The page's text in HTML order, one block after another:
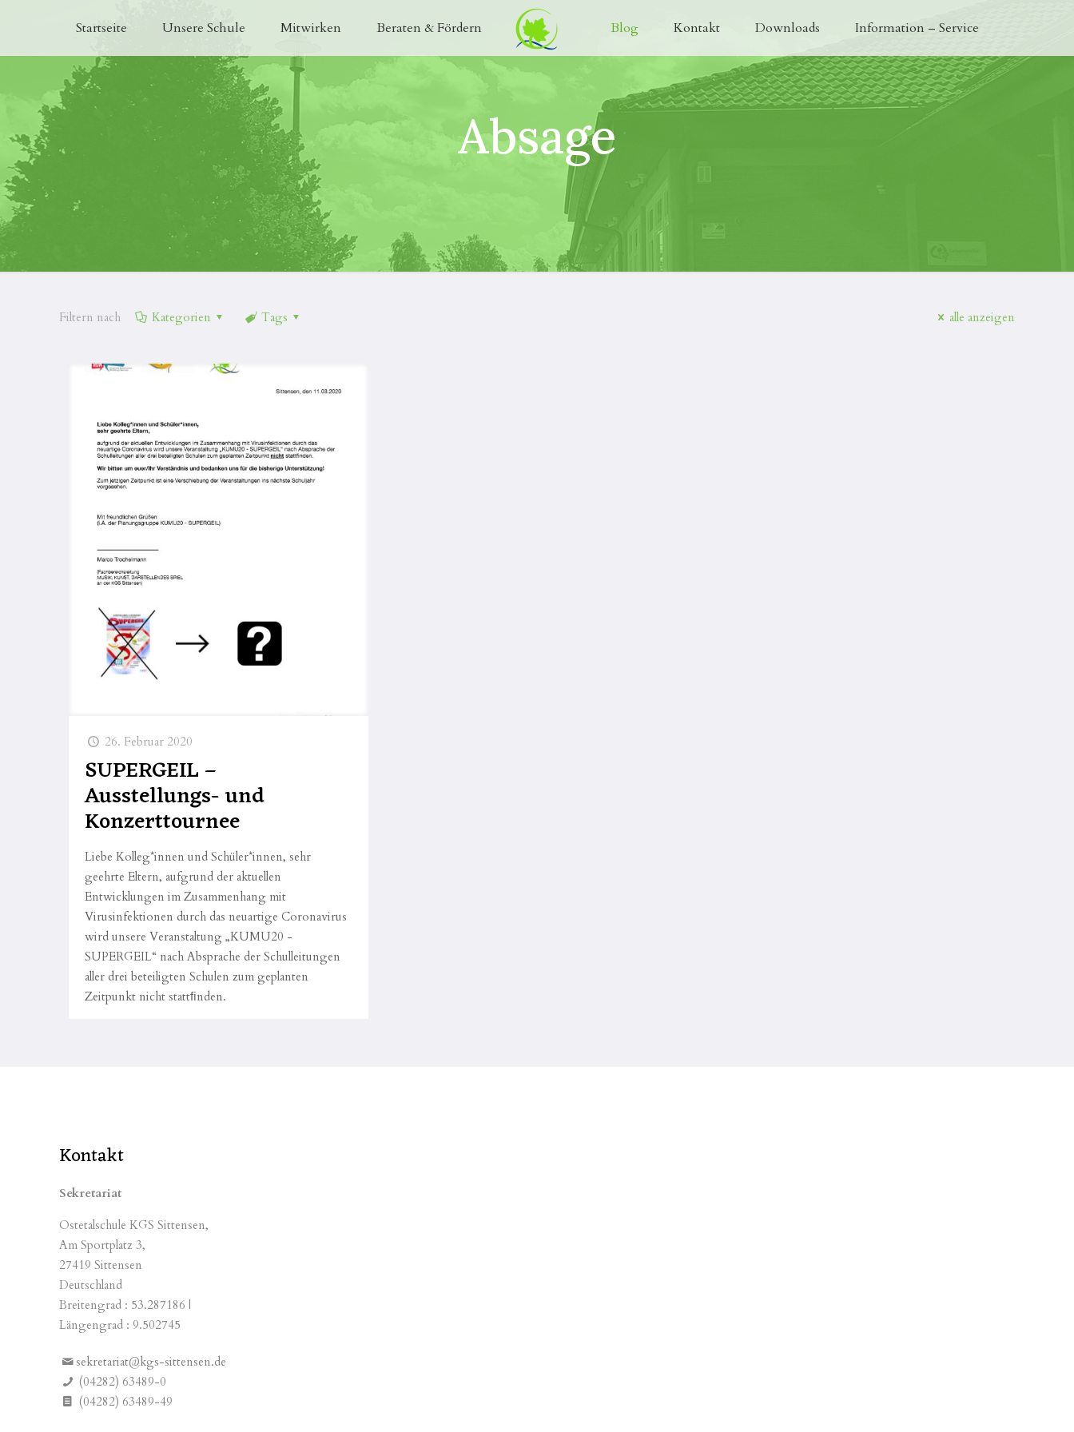
Startseite Unsere Schule Mitwirken Beraten & Fördern Blog Kontakt Downloads Information – Service
Absage
Filtern nach Kategorien Tags alle anzeigen
26. Februar 2020
SUPERGEIL –
Ausstellungs- und
Konzerttournee
Liebe Kolleg*innen und Schüler*innen, sehr
geehrte Eltern, aufgrund der aktuellen
Entwicklungen im Zusammenhang mit
Virusinfektionen durch das neuartige Coronavirus
wird unsere Veranstaltung „KUMU20 -
SUPERGEIL“ nach Absprache der Schulleitungen
aller drei beteiligten Schulen zum geplanten
Zeitpunkt nicht stattﬁnden.
Kontakt
Sekretariat
Ostetalschule KGS Sittensen,
Am Sportplatz 3,
27419 Sittensen
Deutschland
Breitengrad : 53.287186 |
Längengrad : 9.502745
sekretariat@kgs-sittensen.de
(04282) 63489-0
(04282) 63489-49